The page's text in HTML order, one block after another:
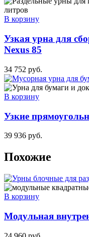
В корзину
Узкая урна для
Nexus 85
34 752 руб.
В корзину
Узкие
39 936 руб.
Похожие
В корзину
Модульная